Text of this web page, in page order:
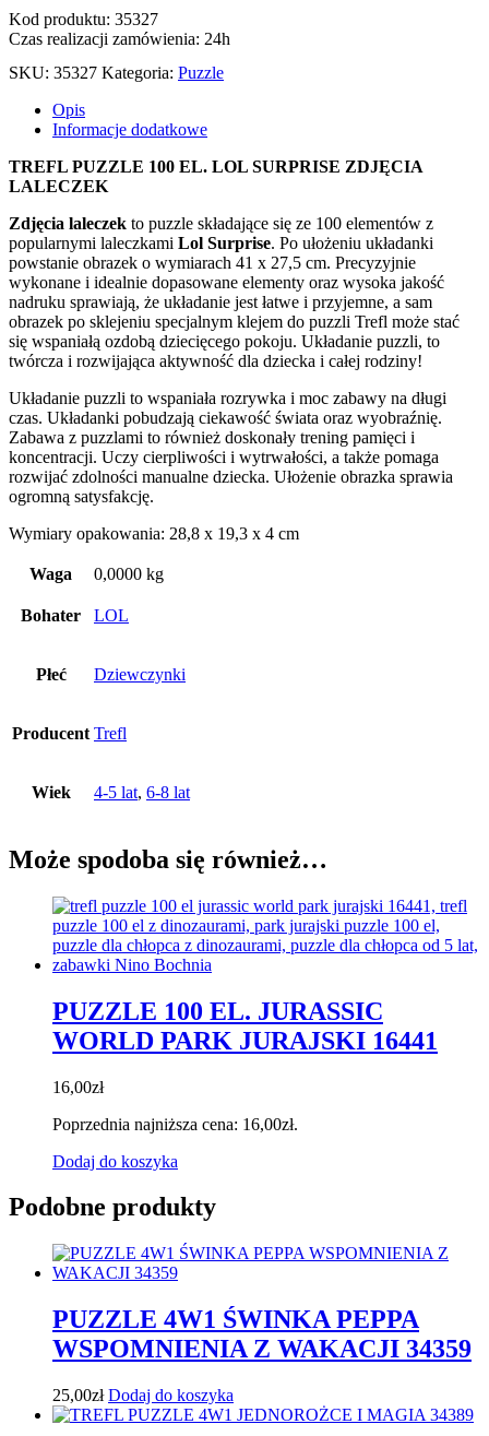
Kod produktu: 35327
Czas realizacji zamówienia: 24h
SKU: 35327 Kategoria: Puzzle
Opis
Informacje dodatkowe
TREFL PUZZLE 100 EL. LOL SURPRISE ZDJĘCIA
LALECZEK
Zdjęcia laleczek to puzzle składające się ze 100 elementów z
popularnymi laleczkami Lol Surprise. Po ułożeniu układanki
powstanie obrazek o wymiarach 41 x 27,5 cm. Precyzyjnie
wykonane i idealnie dopasowane elementy oraz wysoka jakość
nadruku sprawiają, że układanie jest łatwe i przyjemne, a sam
obrazek po sklejeniu specjalnym klejem do puzzli Trefl może stać
się wspaniałą ozdobą dziecięcego pokoju. Układanie puzzli, to
twórcza i rozwijająca aktywność dla dziecka i całej rodziny!
Układanie puzzli to wspaniała rozrywka i moc zabawy na długi
czas. Układanki pobudzają ciekawość świata oraz wyobraźnię.
Zabawa z puzzlami to również doskonały trening pamięci i
koncentracji. Uczy cierpliwości i wytrwałości, a także pomaga
rozwijać zdolności manualne dziecka. Ułożenie obrazka sprawia
ogromną satysfakcję.
Wymiary opakowania: 28,8 x 19,3 x 4 cm
Waga 0,0000 kg
Bohater LOL
Płeć Dziewczynki
Producent Trefl
Wiek 4-5 lat, 6-8 lat
Może spodoba się również…
PUZZLE 100 EL. JURASSIC
WORLD PARK JURAJSKI 16441
16,00zł
Poprzednia najniższa cena: 16,00zł.
Dodaj do koszyka
Podobne produkty
PUZZLE 4W1 ŚWINKA PEPPA
WSPOMNIENIA Z WAKACJI 34359
25,00zł Dodaj do koszyka